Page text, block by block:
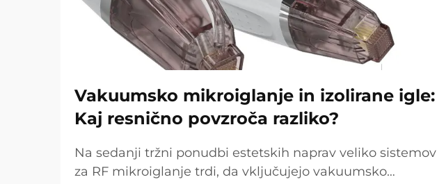
Vakuumsko mikroiglanje in izolirane igle:
Kaj resnično povzroča razliko?
Na sedanji tržni ponudbi estetskih naprav veliko sistemov
za RF mikroiglanje trdi, da vključujejo vakuumsko